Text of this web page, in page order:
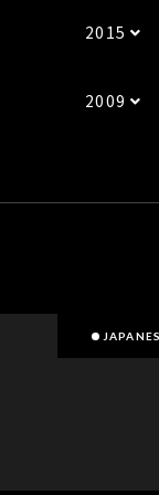
2015
2009